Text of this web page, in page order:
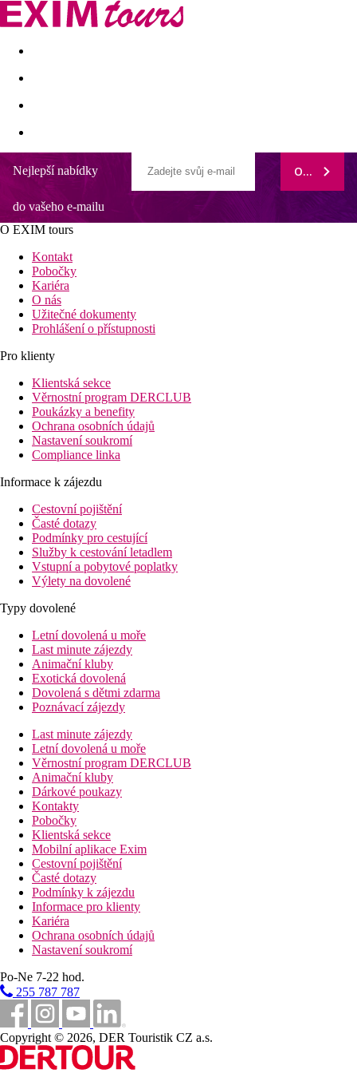
Akční nabídky Last minute
Nejlepší nabídky
do vašeho e-mailu
ODEBÍRAT
O EXIM tours
Kontakt
Pobočky
Kariéra
O nás
Užitečné dokumenty
Prohlášení o přístupnosti
Pro klienty
Klientská sekce
Věrnostní program DERCLUB
Poukázky a benefity
Ochrana osobních údajů
Nastavení soukromí
Compliance linka
Informace k zájezdu
Cestovní pojištění
Časté dotazy
Podmínky pro cestující
Služby k cestování letadlem
Vstupní a pobytové poplatky
Výlety na dovolené
Typy dovolené
Letní dovolená u moře
Last minute zájezdy
Animační kluby
Exotická dovolená
Dovolená s dětmi zdarma
Poznávací zájezdy
Last minute zájezdy
Letní dovolená u moře
Věrnostní program DERCLUB
Animační kluby
Dárkové poukazy
Kontakty
Pobočky
Klientská sekce
Mobilní aplikace Exim
Cestovní pojištění
Časté dotazy
Podmínky k zájezdu
Informace pro klienty
Kariéra
Ochrana osobních údajů
Nastavení soukromí
Po-Ne 7-22 hod.
255 787 787
Copyright © 2026, DER Touristik CZ a.s.